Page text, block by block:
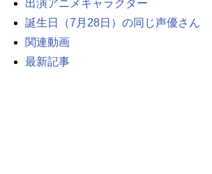
出演アニメキャラクター
誕生日（7月28日）の同じ声優さん
関連動画
最新記事